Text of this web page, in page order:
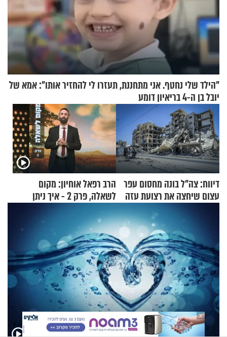
"הילד שלי נחטף. אני מתחננת, תעזרו לי להחזיר אותו": אמא של
יובל בן ה-4 בריאיון דומע
דיווח: צה"ל בונה מחסום עפר
עצום שיחצה את רצועת עזה
הרב רפאל אוחיון: מקום
לשאלה, פרק 2 - איך ניתן
להוכיח שהתורה משמיים?
X